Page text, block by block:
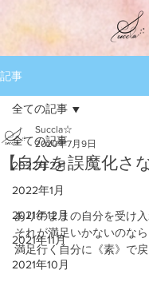
記事
全ての記事
2022年2月
2022年1月
2021年12月
2021年11月
2021年10月
全ての記事
【自分を誤魔化さ
Succla☆
2020年7月9日
ありのままの自分を受け入
それが満足いかないのなら
満足行く自分に《素》で